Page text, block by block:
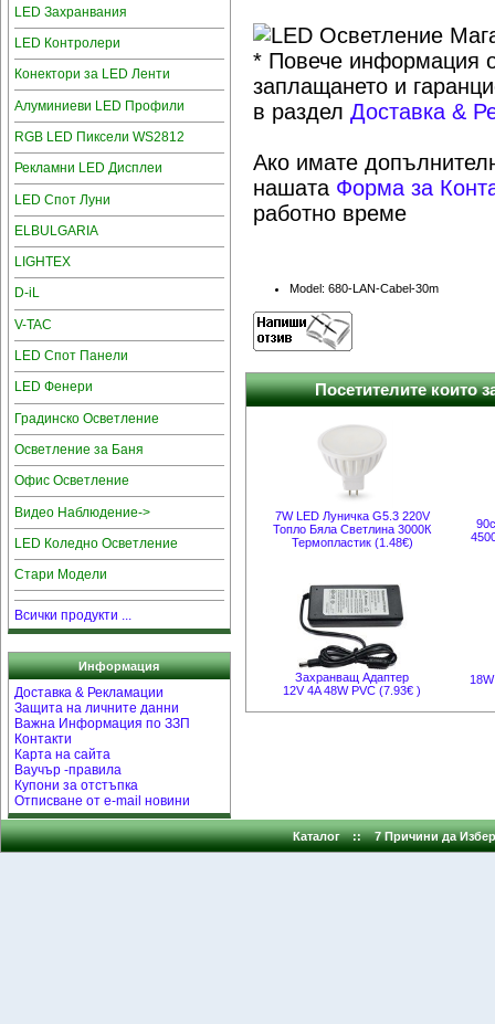
LED Захранвания
LED Контролери
Конектори за LED Ленти
Алуминиеви LED Профили
RGB LED Пиксели WS2812
Рекламни LED Дисплеи
LED Спот Луни
ELBULGARIA
LIGHTEX
D-iL
V-TAC
LED Спот Панели
LED Фенери
Градинско Осветление
Осветление за Баня
Офис Осветление
Видео Наблюдение->
LED Коледно Осветление
Стари Модели
Всички продукти ...
Информация
Доставка & Рекламации
Защита на личните данни
Важна Информация по ЗЗП
Контакти
Карта на сайта
Ваучър -правила
Купони за отстъпка
Отписване от e-mail новини
* Повече информация
заплащането и
в раздел Доставка &
Ако имате
нашата Форма за
работно време
Model: 680-LAN-Cabel-30m
Посетителите които
7W LED Луничка G5.3 220V
Топло Бяла Светлина 3000К
Термопластик (1.48€)
Захранващ Адаптер
12V 4A 48W PVC (7.93€ )
Каталог :: 7 Причини да